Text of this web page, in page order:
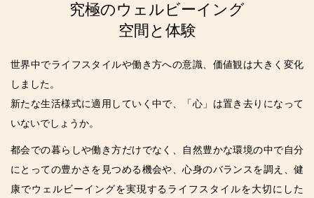
究極のウェルビーイング
空間と体験
世界中でライフスタイルや働き方への意識、価値観は大きく変化
しました。
新たな生活様式に適用していく中で、「心」は置き去りになって
いないでしょうか。
都会での暮らしや働き方だけでなく、自然豊かな環境の中で自分
にとっての豊かさを見つめる機会や、心身のバランスを調え、健
康でウェルビーイングを実現するライフスタイルを大切にした